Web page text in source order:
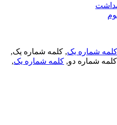
شماره یک, کلمه شماره یک,
شماره دو,کلمه شماره یک,